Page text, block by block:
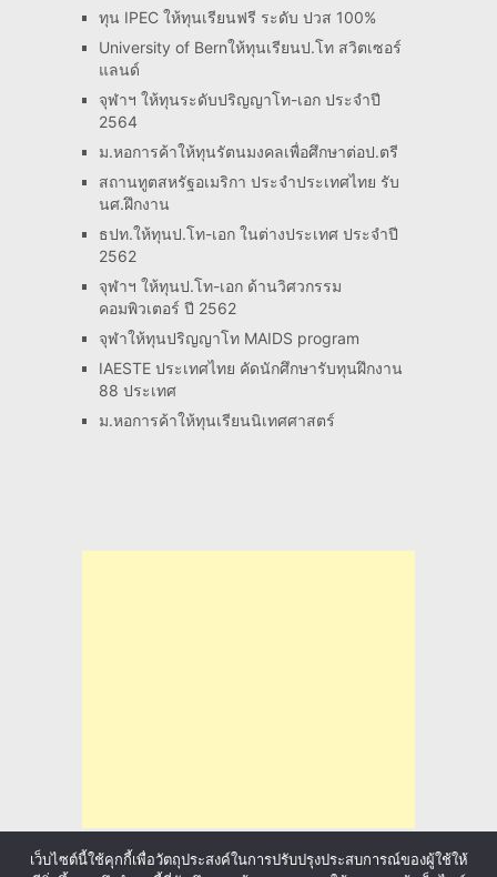
ทุน IPEC ให้ทุนเรียนฟรี ระดับ ปวส 100%
University of Bernให้ทุนเรียนป.โท สวิตเซอร์
แลนด์
จุฬาฯ ให้ทุนระดับปริญญาโท-เอก ประจำปี
2564
ม.หอการค้าให้ทุนรัตนมงคลเพื่อศึกษาต่อป.ตรี
สถานทูตสหรัฐอเมริกา ประจำประเทศไทย รับ
นศ.ฝึกงาน
ธปท.ให้ทุนป.โท-เอก ในต่างประเทศ ประจำปี
2562
จุฬาฯ ให้ทุนป.โท-เอก ด้านวิศวกรรม
คอมพิวเตอร์ ปี 2562
จุฬาให้ทุนปริญญาโท MAIDS program
IAESTE ประเทศไทย คัดนักศึกษารับทุนฝึกงาน
88 ประเทศ
ม.หอการค้าให้ทุนเรียนนิเทศศาสตร์
เว็บไซต์นี้ใช้คุกกี้เพื่อวัตถุประสงค์ในการปรับปรุงประสบการณ์ของผู้ใช้ให้